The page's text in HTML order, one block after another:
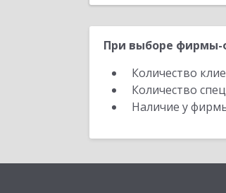
При выборе фирмы-
Количество
Количество
Наличие у